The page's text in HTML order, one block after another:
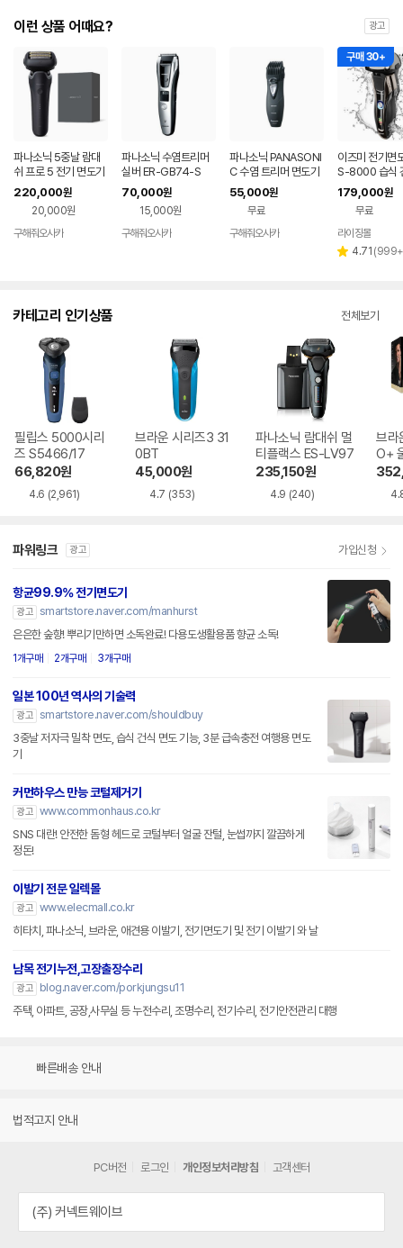
이런 상품 어때요? 광고
파나소닉 5중날 람대
쉬 프로 5 전기 면도기
ES-L551D-K 블랙
220,000원
20,000원
구해줘오사카
파나소닉 수염트리머
실버 ER-GB74-S
70,000원
15,000원
구해줘오사카
파나소닉 PANASONI
C 수염 트리머 면도기
블랙 ER2405P-K
55,000원
무료
구해줘오사카
구매 30+
이즈미 전기면
S-8000 습식
성 전동 면도기
179,000원
무료
라이징몰
별 4.71 리
(999+
카테고리 인기상품 전체보기
필립스 5000시리
즈 S5466/17
66,820원
4.6 (2,961)
브라운 시리즈3 31
0BT
45,000원
4.7 (353)
파나소닉 람대쉬 멀
티플랙스 ES-LV97
235,150원
4.9 (240)
브라
O+
5cc
파워링크 광고 가입신청
항균99.9% 전기면도기
광고 smartstore.naver.com/manhurst
은은한 숲향! 뿌리기만하면 소독완료! 다용도생활용품 향균 소독!
1개구매 2개구매 3개구매
일본 100년 역사의 기술력
광고 smartstore.naver.com/shouldbuy
3중날 저자극 밀착 면도, 습식 건식 면도 기능, 3분 급속충전 여행용 면도
기
커먼하우스 만능 코털제거기
광고 www.commonhaus.co.kr
SNS 대란! 안전한 돔형 헤드로 코털부터 얼굴 잔털, 눈썹까지 깔끔하게
정돈!
이발기 전문 일렉몰
광고 www.elecmall.co.kr
히타치, 파나소닉, 브라운, 애견용 이발기, 전기면도기 및 전기 이발기 와 날
남목 전기누전,고장출장수리
광고
blog.naver.com/porkjungsu11
주택, 아파트, 공장,사무실 등 누전수리, 조명수리, 전기수리, 전기안전관리 대행
빠른배송 안내
법적고지 안내
PC버전 로그인 개인정보처리방침 고객센터
(주) 커넥트웨이브